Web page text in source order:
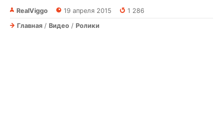
RealViggo 19 апреля 2015
1 286
Главная / Видео / Ролики